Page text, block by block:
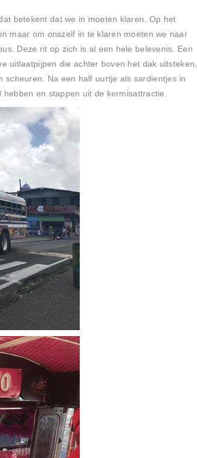
betekent dat we in moeten klaren. Op het
maar om onszelf in te klaren moeten we naar
Deze rit op zich is al een hele belevenis. Een
uitlaatpijpen die achter boven het dak uitsteken,
scheuren. Na een half uurtje als sardientjes in
en stappen uit de kermisattractie.